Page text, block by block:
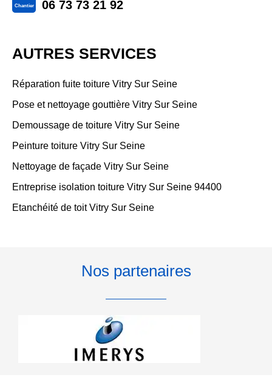
Chantier 06 73 73 21 92
AUTRES SERVICES
Réparation fuite toiture Vitry Sur Seine
Pose et nettoyage gouttière Vitry Sur Seine
Demoussage de toiture Vitry Sur Seine
Peinture toiture Vitry Sur Seine
Nettoyage de façade Vitry Sur Seine
Entreprise isolation toiture Vitry Sur Seine 94400
Etanchéité de toit Vitry Sur Seine
Nos partenaires